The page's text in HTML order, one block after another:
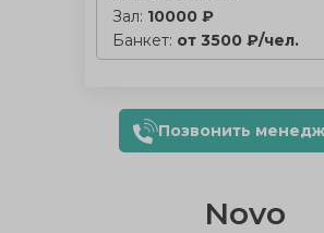
Зал: 10000 ₽
Банкет: от 3500 ₽/чел.
Позвонить
Novo